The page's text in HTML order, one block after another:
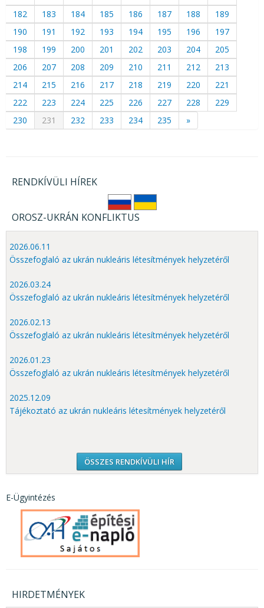
182
183 184 185 186 187 188
189
190
191 192 193 194 195 196
197
198
199 200 201 202 203 204
205
206
207 208 209 210 211 212
213
214
215 216 217 218 219 220
221
222
223 224 225 226 227 228
229
230
231 232 233 234 235 »
RENDKÍVÜLI HÍREK
OROSZ-UKRÁN KONFLIKTUS
2026.06.11
Összefoglaló az ukrán nukleáris létesítmények helyzetéről
2026.03.24
Összefoglaló az ukrán nukleáris létesítmények helyzetéről
2026.02.13
Összefoglaló az ukrán nukleáris létesítmények helyzetéről
2026.01.23
Összefoglaló az ukrán nukleáris létesítmények helyzetéről
2025.12.09
Tájékoztató az ukrán nukleáris létesítmények helyzetéről
ÖSSZES RENDKÍVÜLI HÍR
E-Ügyintézés
HIRDETMÉNYEK